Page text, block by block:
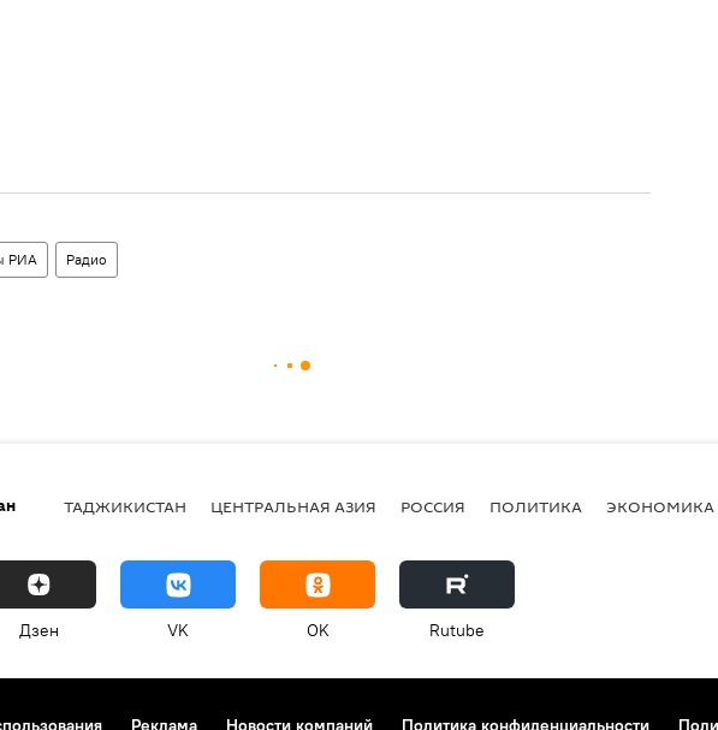
РИА Радио
ТАДЖИКИСТАН ЦЕНТРАЛЬНАЯ АЗИЯ РОССИЯ ПОЛИТИКА ЭКОНОМИКА
Дзен VK OK Rutube
Реклама Новости компаний Политика конфиденциальности